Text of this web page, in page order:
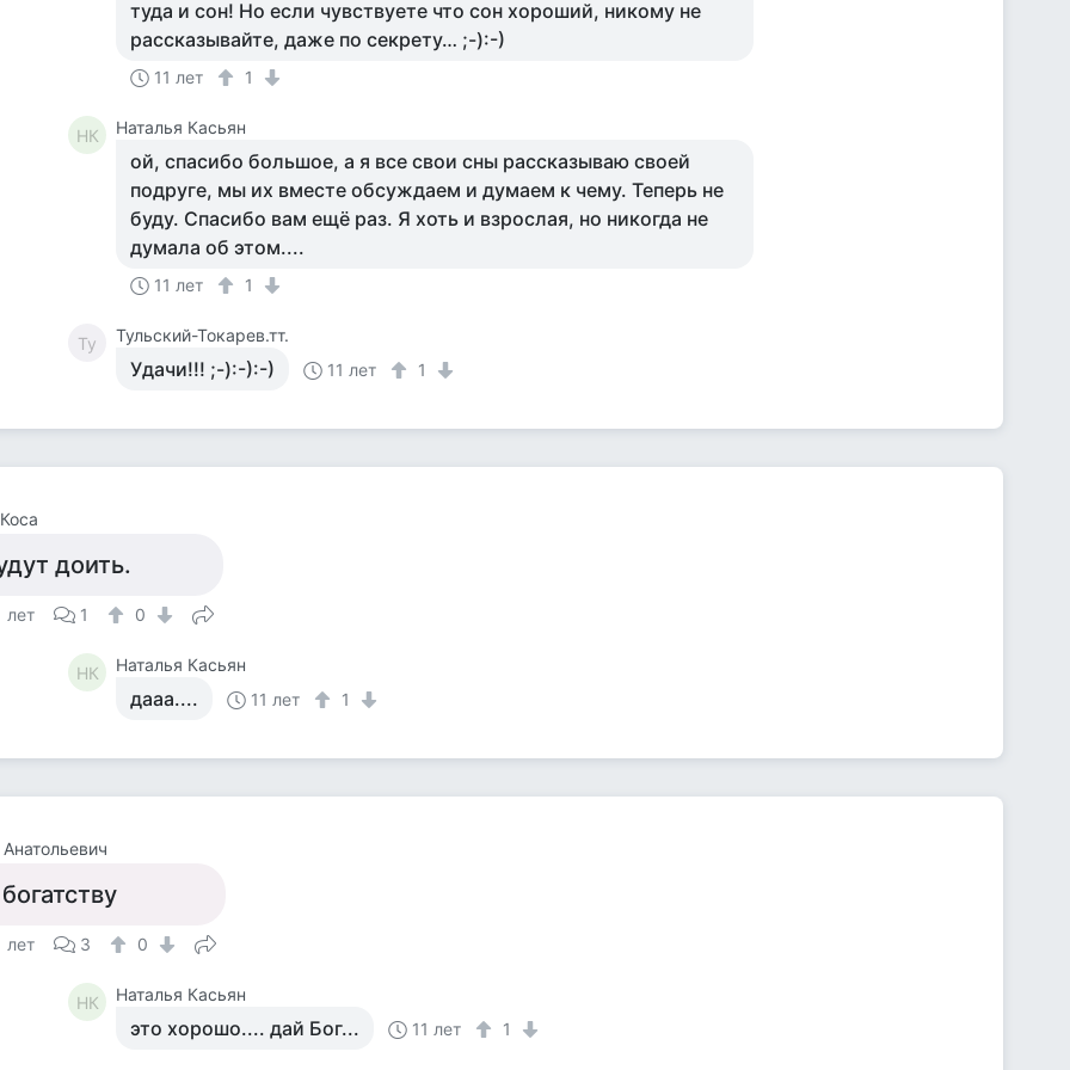
туда и сон! Но если чувствуете что сон хороший, никому не
рассказывайте, даже по секрету… ;-):-)
11 лет 1
НК Наталья Касьян
ой, спасибо большое, а я все свои сны рассказываю своей
подруге, мы их вместе обсуждаем и думаем к чему. Теперь не
буду. Спасибо вам ещё раз. Я хоть и взрослая, но никогда не
думала об этом....
11 лет 1
Ту Тульский-Токарев.тт.
Удачи!!! ;-):-):-) 11 лет 1
доить.
лет 1 0
НК Наталья Касьян
дааа.... 11 лет 1
лет 3 0
НК Наталья Касьян
это хорошо.... дай Бог... 11 лет 1